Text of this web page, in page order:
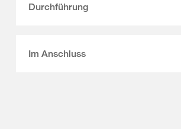
Durchführung
Im Anschluss